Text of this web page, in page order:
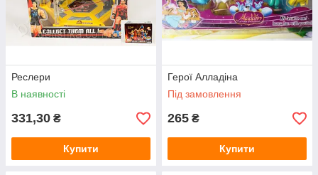
Реслери
В наявності
331,30 ₴
Купити
Герої Алладіна
Під замовлення
265 ₴
Купити